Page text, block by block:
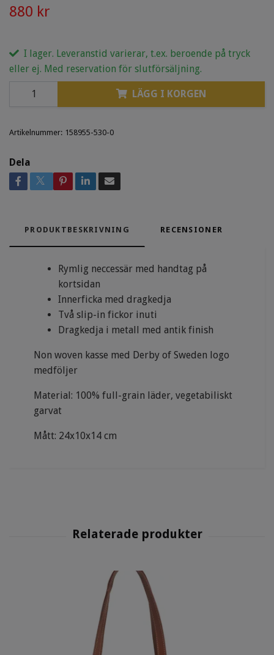
880 kr
I lager. Leveranstid varierar, t.ex. beroende på tryck
eller ej. Med reservation för slutförsäljning.
LÄGG I KORGEN
Artikelnummer: 158955-530-0
Dela
PRODUKTBESKRIVNING RECENSIONER
Rymlig neccessär med handtag på
kortsidan
Innerficka med dragkedja
Två slip-in fickor inuti
Dragkedja i metall med antik finish
Non woven kasse med Derby of Sweden logo
medföljer
Material: 100% full-grain läder, vegetabiliskt
garvat
Mått: 24x10x14 cm